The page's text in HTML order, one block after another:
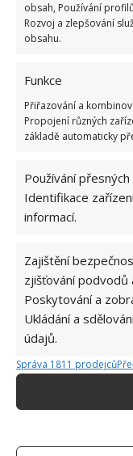
obsah, Používání
Rozvoj a zlepšování
obsahu.
Funkce
Přiřazování a
Propojení různých
základě automaticky
Používání
Identifikace
informací.
Zajištění
zjišťování podvodů
Poskytování a
Ukládání a
údajů.
Správa 1811 prodejců
Kuchyně navíc
kde je možné
Zajímavé řešení
oddělena, ale je